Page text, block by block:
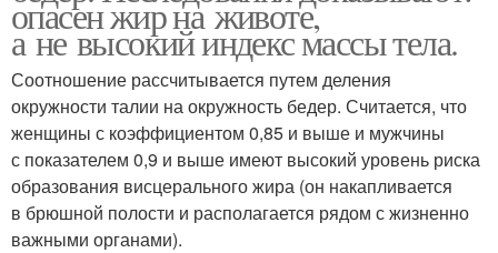
опасен жир на животе,
а не высокий индекс массы тела.
Соотношение рассчитывается путем деления
окружности талии на окружность бедер. Считается, что
женщины с коэффициентом 0,85 и выше и мужчины
с показателем 0,9 и выше имеют высокий уровень риска
образования висцерального жира (он накапливается
в брюшной полости и располагается рядом с жизненно
важными органами).